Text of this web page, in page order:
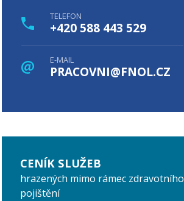
TELEFON
+420 588 443 529
E-MAIL
PRACOVNI@FNOL.CZ
CENÍK SLUŽEB
hrazených mimo rámec zdravotního
pojištění